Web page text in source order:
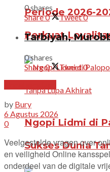
Periode 2026-
Perkuat
Ngopi Lidmi di
Sukses Dunia
0 shares
Share0 Tweet0
Tarbiyah,
0 shares
Share0 Tweet0
by Bury
6 Agustus 2026
0
Veelgestelde vragen over
en veiligheid Online
onderdeel van de digitale